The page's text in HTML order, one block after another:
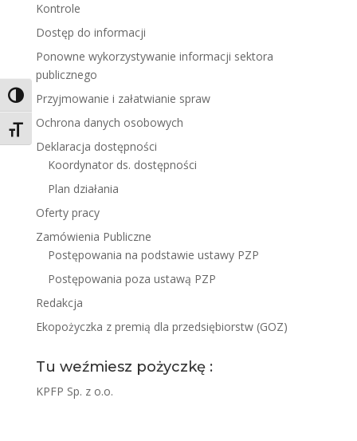
Toggle High Contrast
Toggle Font size
Kontrole
Dostęp do informacji
Ponowne wykorzystywanie informacji sektora
publicznego
Przyjmowanie i załatwianie spraw
Ochrona danych osobowych
Deklaracja dostępności
Koordynator ds. dostępności
Plan działania
Oferty pracy
Zamówienia Publiczne
Postępowania na podstawie ustawy PZP
Postępowania poza ustawą PZP
Redakcja
Ekopożyczka z premią dla przedsiębiorstw (GOZ)
Tu weźmiesz pożyczkę :
KPFP Sp. z o.o.